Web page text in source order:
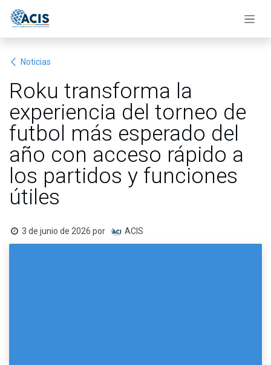
Noticias
Roku transforma la
experiencia del torneo de
futbol más esperado del
año con acceso rápido a
los partidos y funciones
útiles
3 de junio de 2026 por ACIS